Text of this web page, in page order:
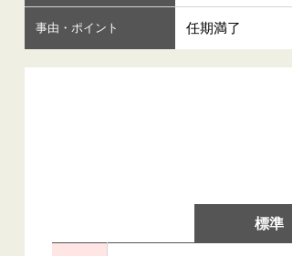
事由・ポイント 任期満了
標準